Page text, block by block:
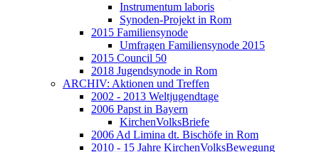
Instrumentum laboris
Synoden-Projekt in Rom
2015 Familiensynode
Umfragen Familiensynode 2015
2015 Council 50
2018 Jugendsynode in Rom
ARCHIV: Aktionen und Treffen
2002 - 2013 Weltjugendtage
2006 Papst in Bayern
KirchenVolksBriefe
2006 Ad Limina dt. Bischöfe in Rom
2010 - 15 Jahre KirchenVolksBewegung